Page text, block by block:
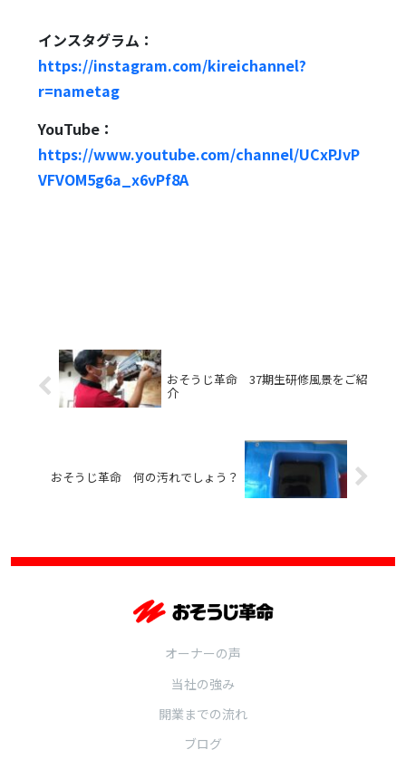
インスタグラム：
https://instagram.com/kireichannel?
r=nametag
YouTube：
https://www.youtube.com/channel/UCxPJvP
VFVOM5g6a_x6vPf8A
おそうじ革命 37期生研修風景をご紹
介
おそうじ革命 何の汚れでしょう？
オーナーの声
当社の強み
開業までの流れ
ブログ